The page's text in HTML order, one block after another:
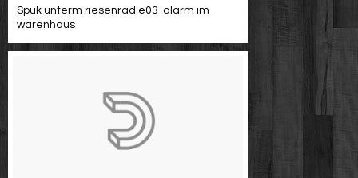
Spuk unterm riesenrad e03-alarm im
warenhaus